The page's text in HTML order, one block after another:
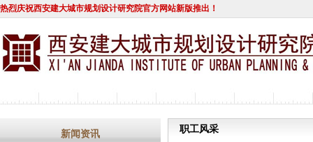
热烈庆祝西安建大城市规划设计研究院官方网站新版推出！
新闻资讯 职工风采